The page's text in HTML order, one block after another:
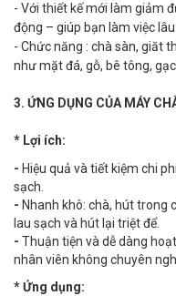
- Với thiết kế mới làm giảm
động – giúp bạn làm việc
- Chức năng : chà sàn, giăt
như mặt đá, gỗ, bê tông,
3. ỨNG DỤNG CỦA MÁY
* Lợi ích:
- Hiệu quả và tiết kiệm chi
sạch.
- Nhanh khô: chà, hút trong
lau sạch và hút lại triệt để.
- Thuận tiện và dễ dàng
nhân viên không chuyên
* Ứng dụng: